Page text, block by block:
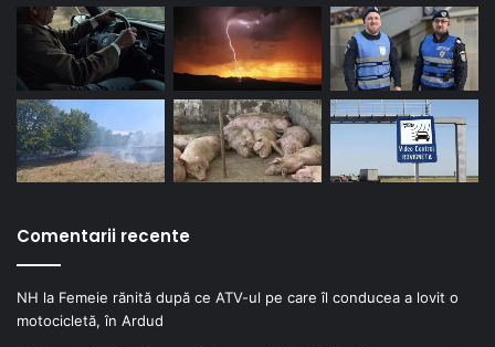
Comentarii recente
NH la Femeie rănită după ce ATV-ul pe care îl conducea a lovit o
motocicletă, în Ardud